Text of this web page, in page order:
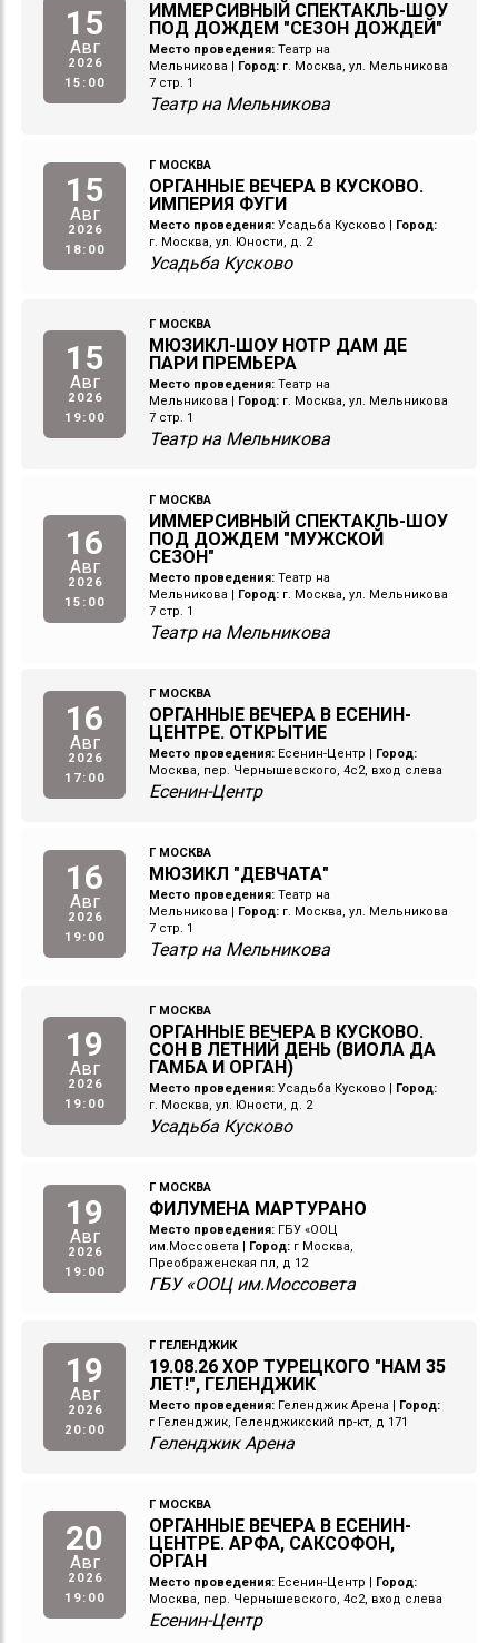
15
Авг
2026
15:00
ИММЕРСИВНЫЙ СПЕКТАКЛЬ-ШОУ
ПОД ДОЖДЕМ "СЕЗОН ДОЖДЕЙ"
Место проведения: Театр на
Мельникова | Город: г. Москва, ул. Мельникова
7 стр. 1
Театр на Мельникова
15
Авг
2026
18:00
Г МОСКВА
ОРГАННЫЕ ВЕЧЕРА В КУСКОВО.
ИМПЕРИЯ ФУГИ
Место проведения: Усадьба Кусково | Город:
г. Москва, ул. Юности, д. 2
Усадьба Кусково
15
Авг
2026
19:00
Г МОСКВА
МЮЗИКЛ-ШОУ НОТР ДАМ ДЕ
ПАРИ ПРЕМЬЕРА
Место проведения: Театр на
Мельникова | Город: г. Москва, ул. Мельникова
7 стр. 1
Театр на Мельникова
16
Авг
2026
15:00
Г МОСКВА
ИММЕРСИВНЫЙ СПЕКТАКЛЬ-ШОУ
ПОД ДОЖДЕМ "МУЖСКОЙ
СЕЗОН"
Место проведения: Театр на
Мельникова | Город: г. Москва, ул. Мельникова
7 стр. 1
Театр на Мельникова
16
Авг
2026
17:00
Г МОСКВА
ОРГАННЫЕ ВЕЧЕРА В ЕСЕНИН-
ЦЕНТРЕ. ОТКРЫТИЕ
Место проведения: Есенин-Центр | Город:
Москва, пер. Чернышевского, 4с2, вход слева
Есенин-Центр
16
Авг
2026
19:00
Г МОСКВА
МЮЗИКЛ "ДЕВЧАТА"
Место проведения: Театр на
Мельникова | Город: г. Москва, ул. Мельникова
7 стр. 1
Театр на Мельникова
19
Авг
2026
19:00
Г МОСКВА
ОРГАННЫЕ ВЕЧЕРА В КУСКОВО.
СОН В ЛЕТНИЙ ДЕНЬ (ВИОЛА ДА
ГАМБА И ОРГАН)
Место проведения: Усадьба Кусково | Город:
г. Москва, ул. Юности, д. 2
Усадьба Кусково
19
Авг
2026
19:00
Г МОСКВА
ФИЛУМЕНА МАРТУРАНО
Место проведения: ГБУ «ООЦ
им.Моссовета | Город: г Москва,
Преображенская пл, д 12
ГБУ «ООЦ им.Моссовета
19
Авг
2026
20:00
Г ГЕЛЕНДЖИК
19.08.26 ХОР ТУРЕЦКОГО "НАМ 35
ЛЕТ!", ГЕЛЕНДЖИК
Место проведения: Геленджик Арена | Город:
г Геленджик, Геленджикский пр-кт, д 171
Геленджик Арена
20
Авг
2026
19:00
Г МОСКВА
ОРГАННЫЕ ВЕЧЕРА В ЕСЕНИН-
ЦЕНТРЕ. АРФА, САКСОФОН,
ОРГАН
Место проведения: Есенин-Центр | Город:
Москва, пер. Чернышевского, 4с2, вход слева
Есенин-Центр